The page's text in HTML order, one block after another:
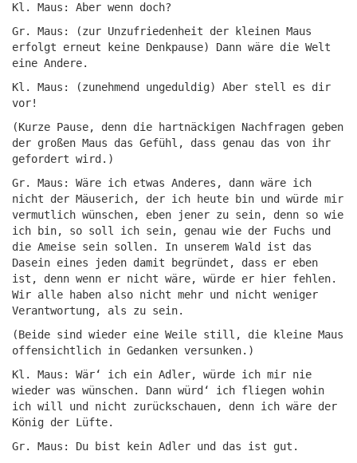
Kl. Maus: Aber wenn doch?
Gr. Maus: (zur Unzufriedenheit der kleinen Maus
erfolgt erneut keine Denkpause) Dann wäre die Welt
eine Andere.
Kl. Maus: (zunehmend ungeduldig) Aber stell es dir
vor!
(Kurze Pause, denn die hartnäckigen Nachfragen geben
der großen Maus das Gefühl, dass genau das von ihr
gefordert wird.)
Gr. Maus: Wäre ich etwas Anderes, dann wäre ich
nicht der Mäuserich, der ich heute bin und würde mir
vermutlich wünschen, eben jener zu sein, denn so wie
ich bin, so soll ich sein, genau wie der Fuchs und
die Ameise sein sollen. In unserem Wald ist das
Dasein eines jeden damit begründet, dass er eben
ist, denn wenn er nicht wäre, würde er hier fehlen.
Wir alle haben also nicht mehr und nicht weniger
Verantwortung, als zu sein.
(Beide sind wieder eine Weile still, die kleine Maus
offensichtlich in Gedanken versunken.)
Kl. Maus: Wär‘ ich ein Adler, würde ich mir nie
wieder was wünschen. Dann würd‘ ich fliegen wohin
ich will und nicht zurückschauen, denn ich wäre der
König der Lüfte.
Gr. Maus: Du bist kein Adler und das ist gut.